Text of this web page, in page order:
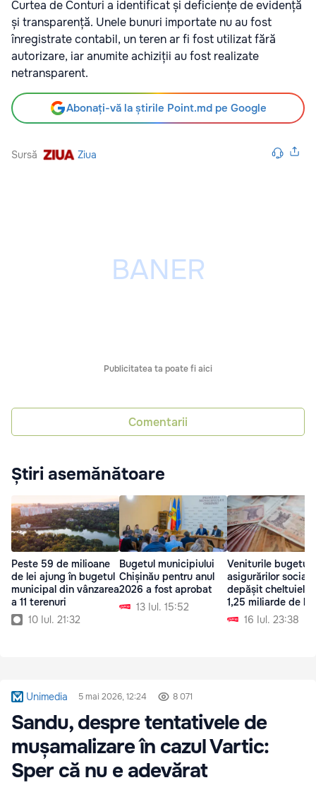
Curtea de Conturi a identificat și deficiențe de evidență
și transparență. Unele bunuri importate nu au fost
înregistrate contabil, un teren ar fi fost utilizat fără
autorizare, iar anumite achiziții au fost realizate
netransparent.
Abonați-vă la știrile Point.md pe Google
Sursă Ziua
Publicitatea ta poate fi aici
Comentarii
Știri asemănătoare
Peste 59 de milioane
de lei ajung în bugetul
municipal din vânzarea
a 11 terenuri
10 Iul. 21:32
Bugetul municipiului
Chișinău pentru anul
2026 a fost aprobat
13 Iul. 15:52
Veniturile
asigurărilor
depășit
1,25 miliarde de lei
16 Iul. 23:38
Unimedia 5 mai 2026, 12:24 8 071
Sandu, despre tentativele de
mușamalizare în cazul Vartic:
Sper că nu e adevărat